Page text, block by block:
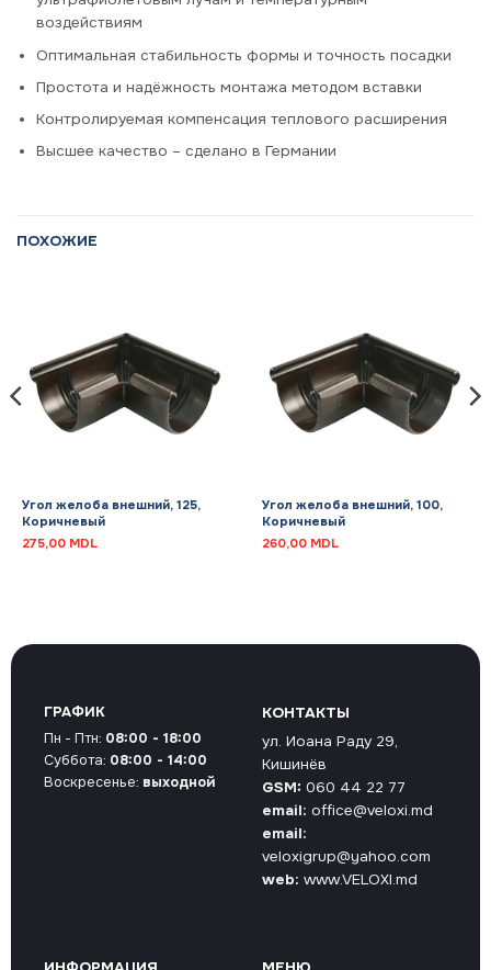
воздействиям
Оптимальная стабильность формы и точность посадки
Простота и надёжность монтажа методом вставки
Контролируемая компенсация теплового расширения
Высшее качество – сделано в Германии
ПОХОЖИЕ
Угол желоба внешний, 125,
Коричневый
275,00 MDL
Угол желоба внешний, 100,
Коричневый
260,00 MDL
КОНТАКТЫ
ул. Иоана Раду 29,
Кишинёв
GSM: 060 44 22 77
email: office@veloxi.md
email:
veloxigrup@yahoo.com
web: www.VELOXI.md
ГРАФИК
Пн - Птн: 08:00 - 18:00
Суббота: 08:00 - 14:00
Воскресенье: выходной